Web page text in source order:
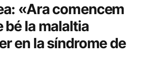
«Ara comencem
bé la malaltia
en la síndrome de